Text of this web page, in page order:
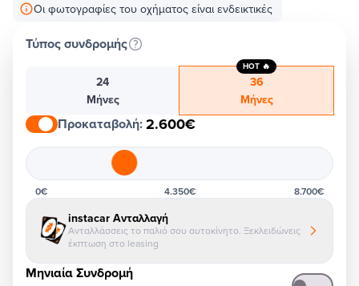
Οι φωτογραφίες του οχήματος είναι ενδεικτικές
Τύπος συνδρομής
24
Μήνες
36
Μήνες
HOT 🔥
Προκαταβολή:2.600€
0€ 4.350€ 8.700€
instacar Ανταλλαγή
Ανταλλάσσεις το παλιό σου αυτοκίνητο. Ξεκλειδώνεις
έκπτωση στο leasing
Μηνιαία Συνδρομή